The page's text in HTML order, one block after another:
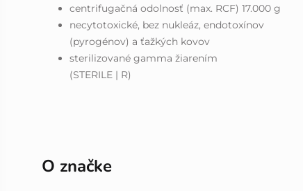
centrifugačná odolnosť (max. RCF) 17.000 g
necytotoxické, bez nukleáz, endotoxínov
(pyrogénov) a ťažkých kovov
sterilizované gamma žiarením
(STERILE | R)
O značke